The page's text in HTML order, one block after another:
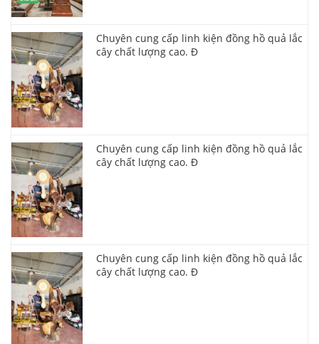
Chuyên cung cấp linh kiện đồng hồ quả lắc
cây chất lượng cao. Đ
Chuyên cung cấp linh kiện đồng hồ quả lắc
cây chất lượng cao. Đ
Chuyên cung cấp linh kiện đồng hồ quả lắc
cây chất lượng cao. Đ